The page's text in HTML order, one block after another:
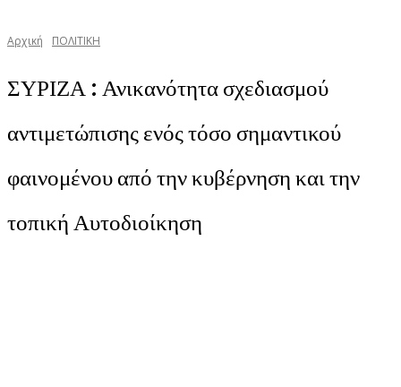
Αρχική ΠΟΛΙΤΙΚΗ
ΣΥΡΙΖΑ : Ανικανότητα σχεδιασμού
αντιμετώπισης ενός τόσο σημαντικού
φαινομένου από την κυβέρνηση και την
τοπική Αυτοδιοίκηση